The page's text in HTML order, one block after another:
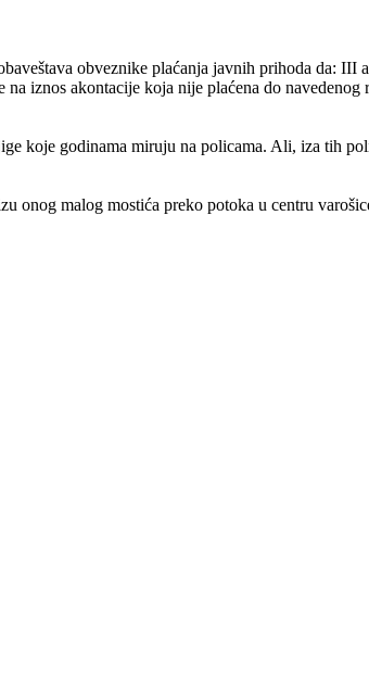
obveznike plaćanja javnih prihoda da: III
na iznos akontacije koja nije plaćena do
koje godinama miruju na policama. Ali, iza tih
onog malog mostića preko potoka u centru